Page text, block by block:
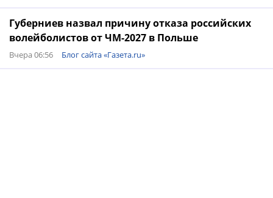
Губерниев назвал причину отказа российских
волейболистов от ЧМ-2027 в Польше
Вчера 06:56 Блог сайта «Газета.ru»